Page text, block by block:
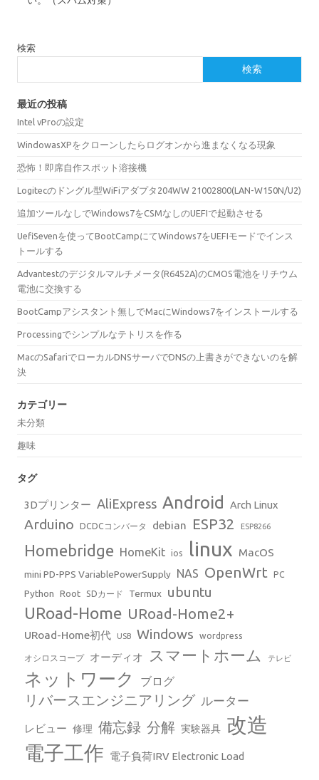
検索
検索
最近の投稿
Intel vProの設定
WindowasXPをクローンしたらログオンから進まなくなる現象
恐怖！即席自作スポット溶接機
Logitecのドングル型WiFiアダプタ204WW 21002800(LAN-W150N/U2)
追加ツールなしでWindows7をCSMなしのUEFIで起動させる
UefiSevenを使ってBootCampにてWindows7をUEFIモードでインス
トールする
Advantestのデジタルマルチメータ(R6452A)のCMOS電池をリチウム
電池に交換する
BootCampアシスタント無しでMacにWindows7をインストールする
Processingでシンプルなテトリスを作る
MacのSafariでローカルDNSサーバでDNSの上書きができないのを解
決
カテゴリー
未分類
趣味
タグ
3Dプリンター AliExpress Android Arch Linux
Arduino DCDCコンバータ debian ESP32 ESP8266
Homebridge HomeKit ios linux MacOS
mini PD-PPS VariablePowerSupply NAS OpenWrt PC
Python Root SDカード Termux ubuntu
URoad-Home URoad-Home2+
URoad-Home初代 USB Windows wordpress
オシロスコープ オーディオ スマートホーム テレビ
ネットワーク ブログ
リバースエンジニアリング ルーター
レビュー 修理 備忘録 分解 実験器具 改造
電子工作 電子負荷IRV Electronic Load